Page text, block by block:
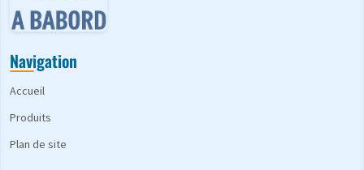
Navigation
Accueil
Produits
Plan de site